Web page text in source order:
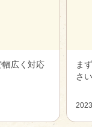
幅広く対応
ま
さい